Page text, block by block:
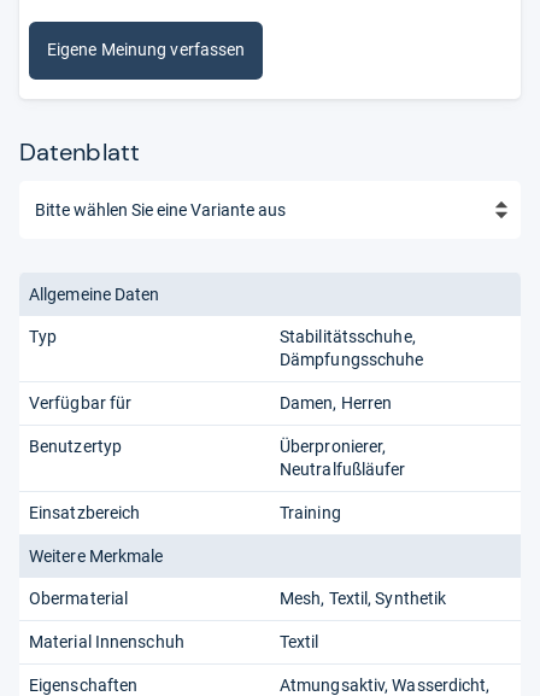
Eigene Meinung verfassen
Datenblatt
Allgemeine Daten
Typ
Stabilitätsschuhe
Dämpfungsschuhe
Verfügbar für Damen Herren
Benutzertyp
Überpronierer
Neutralfußläufer
Einsatzbereich Training
Weitere Merkmale
Obermaterial Mesh Textil Synthetik
Material Innenschuh Textil
Eigenschaften Atmungsaktiv Wasserdicht